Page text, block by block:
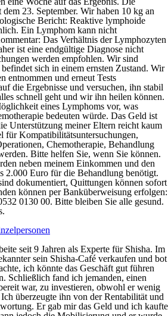
23. September. Wir haben 10 kg an
Bericht: Reaktive lymphoide
Ein Lymphom kann nicht
Das Verhältnis der Lymphozyten
ist eine endgültige Diagnose nicht
werden empfohlen. Wir sind
sich in einem ernsten Zustand. Wir
entnommen und erneut Tests
die Ergebnisse und versuchen, ihn stabil
schnell geht und wir ihn heilen können.
eines Lymphoms vor, was
bedeuten würde. Das Geld ist
Unterstützung meiner Eltern reicht kaum
für Kompatibilitätsuntersuchungen,
Chemotherapie, Behandlung
Bitte helfen Sie, wenn Sie können.
neben meinem Einkommen und den
2.000 Euro für die Behandlung benötigt.
dokumentiert, Quittungen können sofort
können per Banküberweisung erfolgen:
0130 00. Bitte bleiben Sie alle gesund.
seit 9 Jahren als Experte für Shisha. Im
sein Shisha-Café verkaufen und bot
ich könnte das Geschäft gut führen
Schließlich fand ich jemanden, einen
war, zu investieren, obwohl er wenig
überzeugte ihn von der Rentabilität und
Er gab mir das Geld und ich kaufte